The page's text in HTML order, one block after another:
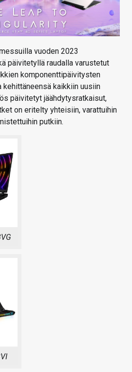
vuoden 2023
päivitetyllä raudalla varustetut
komponenttipäivitysten
kaikkiin uusiin
päivitetyt jäähdytysratkaisut,
on eritelty yhteisiin, varattuihin
putkiin.